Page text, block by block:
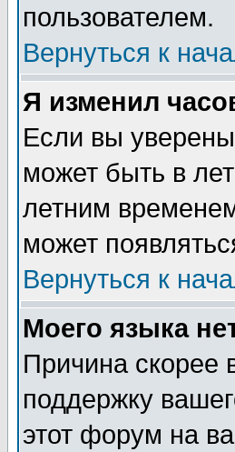
пользователем.
Вернуться к
Я изменил
Если вы
может быть в
летним
может
Вернуться к
Моего языка
Причина скорее
поддержку
этот форум на